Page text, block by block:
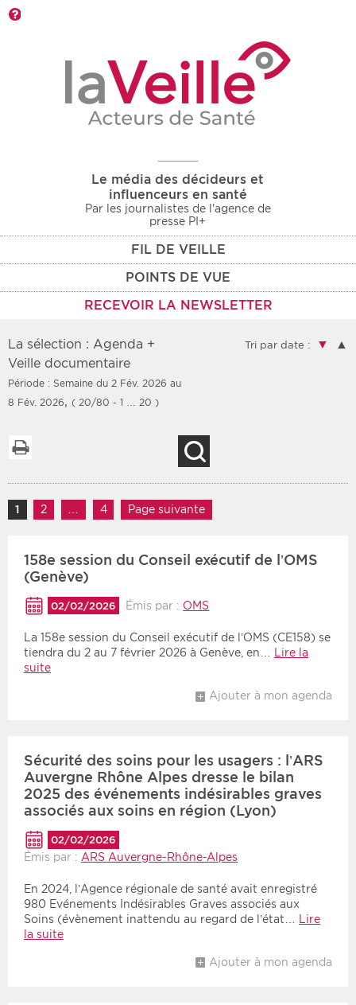
Le média des décideurs et
influenceurs en santé
Par les journalistes de l'agence de
presse PI+
FIL DE VEILLE
POINTS DE VUE
RECEVOIR LA NEWSLETTER
prochains jours
Communiqués des 10
derniers jours
Rendez-vous
Les deux
Secteur
Protection sociale
Sanitaire
Zone géographique
Choisir une zone
Période
Choisir une date de débutChoisir une date de fin
Tri
Chronologique
Inversé
La sélection : Agenda +
Veille documentaire
Période : Semaine du 2 Fév. 2026 au
8 Fév. 2026, ( 20/80 - 1 … 20 )
Tri par date : ▼ ▲
Navigation des articles
Page
1 Page
2 Page
4 Page suivante
158e session du Conseil exécutif de l’OMS
(Genève)
02/02/2026 Émis par : OMS
La 158e session du Conseil exécutif de l’OMS (CE158) se
tiendra du 2 au 7 février 2026 à Genève, en… Lire la
suite
Ajouter à mon agenda
Sécurité des soins pour les usagers : l’ARS
Auvergne Rhône Alpes dresse le bilan
2025 des événements indésirables graves
associés aux soins en région (Lyon)
02/02/2026
Émis par : ARS Auvergne-Rhône-Alpes
En 2024, l’Agence régionale de santé avait enregistré
980 Evénements Indésirables Graves associés aux
Soins (évènement inattendu au regard de l’état… Lire
la suite
Ajouter à mon agenda